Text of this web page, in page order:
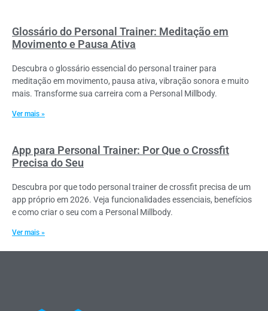
Glossário do Personal Trainer: Meditação em
Movimento e Pausa Ativa
Descubra o glossário essencial do personal trainer para
meditação em movimento, pausa ativa, vibração sonora e muito
mais. Transforme sua carreira com a Personal Millbody.
Ver mais »
App para Personal Trainer: Por Que o Crossfit
Precisa do Seu
Descubra por que todo personal trainer de crossfit precisa de um
app próprio em 2026. Veja funcionalidades essenciais, benefícios
e como criar o seu com a Personal Millbody.
Ver mais »